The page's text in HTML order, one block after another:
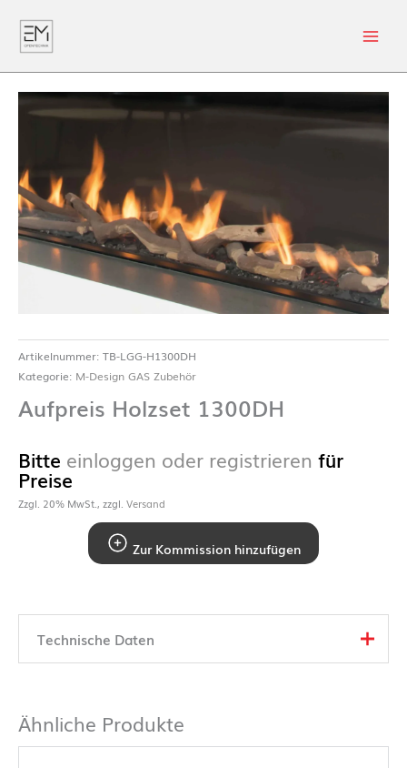
Artikelnummer: TB-LGG-H1300DH
Kategorie: M-Design GAS Zubehör
Aufpreis Holzset 1300DH
Bitte einloggen oder registrieren für
Preise
Zzgl. 20% MwSt., zzgl. Versand
Zur Kommission hinzufügen
Technische Daten
Ähnliche Produkte